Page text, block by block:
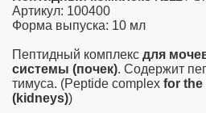
Артикул: 100400
Форма выпуска: 10 мл
Пептидный комплекс для
системы (почек). Содержит
тимуса. (Peptide complex for the
(kidneys))